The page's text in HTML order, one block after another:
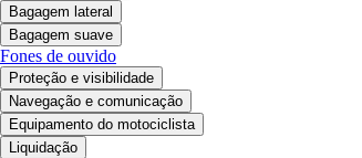
Bagagem lateral
Bagagem suave
Fones de ouvido
Proteção e visibilidade
Navegação e comunicação
Equipamento do motociclista
Liquidação